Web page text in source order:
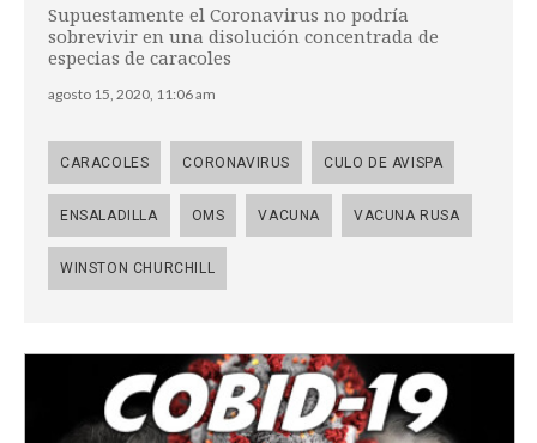
Supuestamente el Coronavirus no podría
sobrevivir en una disolución concentrada de
especias de caracoles
agosto 15, 2020, 11:06 am
CARACOLES CORONAVIRUS CULO DE AVISPA
ENSALADILLA OMS VACUNA VACUNA RUSA
WINSTON CHURCHILL